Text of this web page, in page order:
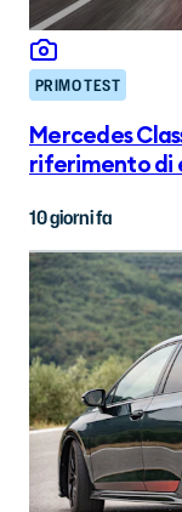
PRIMO TEST
Mercedes
riferimento di
10 giorni fa